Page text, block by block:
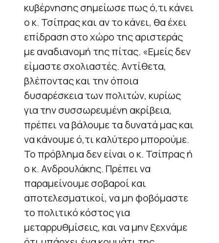
κυβέρνησης σημείωσε πως ό,τι κάνει
ο κ. Τσίπρας και αν το κάνει, θα έχει
επίδραση στο χώρο της αριστεράς
με αναδιανομή της πίτας. «Εμείς δεν
είμαστε σχολιαστές. Αντίθετα,
βλέποντας και την όποια
δυσαρέσκεια των πολιτών, κυρίως
για την συσσωρευμένη ακρίβεια,
πρέπει να βάλουμε τα δυνατά μας και
να κάνουμε ό,τι καλύτερο μπορούμε.
Το πρόβλημα δεν είναι ο κ. Τσίπρας ή
ο κ. Ανδρουλάκης. Πρέπει να
παραμείνουμε σοβαροί και
αποτελεσματικοί, να μη φοβόμαστε
το πολιτικό κόστος για
μεταρρυθμίσεις, και να μην ξεχνάμε